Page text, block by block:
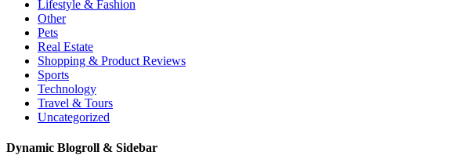
Lifestyle & Fashion
Other
Pets
Real Estate
Shopping & Product Reviews
Sports
Technology
Travel & Tours
Uncategorized
Dynamic Blogroll & Sidebar